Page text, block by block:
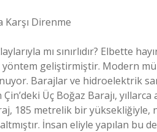
Direnme
mı sınırlıdır? Elbette
geliştirmiştir. Modern
Barajlar ve hidroelektrik
Üç Boğaz Barajı,
185 metrelik bir yüksekliğiyle,
İnsan eliyle yapılan bu